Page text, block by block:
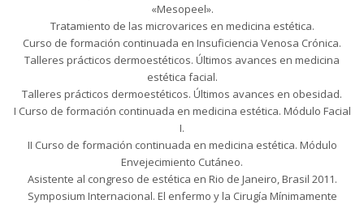
«Mesopeel».
Tratamiento de las microvarices en medicina estética.
Curso de formación continuada en Insuficiencia Venosa Crónica.
Talleres prácticos dermoestéticos. Últimos avances en medicina
estética facial.
Talleres prácticos dermoestéticos. Últimos avances en obesidad.
I Curso de formación continuada en medicina estética. Módulo Facial
I.
II Curso de formación continuada en medicina estética. Módulo
Envejecimiento Cutáneo.
Asistente al congreso de estética en Rio de Janeiro, Brasil 2011.
Symposium Internacional. El enfermo y la Cirugía Mínimamente